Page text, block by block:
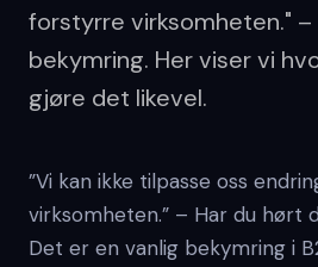
forstyrre virksomheten." –
bekymring. Her viser vi
gjøre det likevel.
”Vi kan ikke tilpasse oss
virksomheten.” – Har du hørt
Det er en vanlig bekymring i